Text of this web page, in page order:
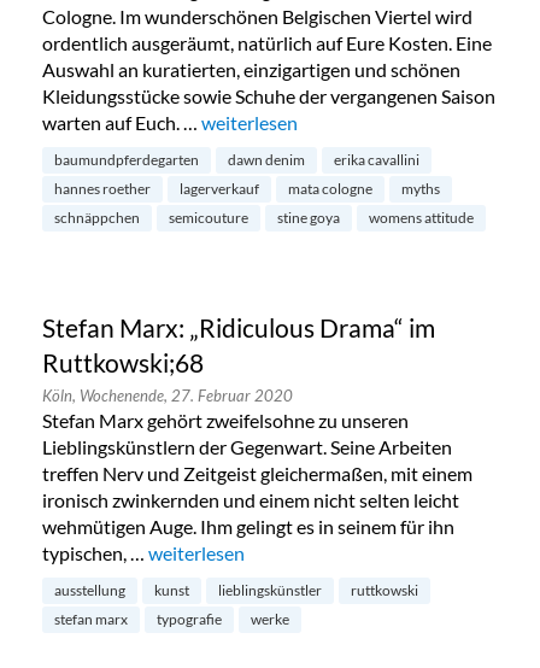
Cologne. Im wunderschönen Belgischen Viertel wird
ordentlich ausgeräumt, natürlich auf Eure Kosten. Eine
Auswahl an kuratierten, einzigartigen und schönen
Kleidungsstücke sowie Schuhe der vergangenen Saison
warten auf Euch. … „Saison Sale bei MATA Cologne im
weiterlesen
baumundpferdegarten dawn denim
erika cavallini
hannes roether
lagerverkauf mata cologne
myths
schnäppchen
semicouture stine goya womens attitude
Stefan Marx: „Ridiculous Drama“ im
Ruttkowski;68
Köln, Wochenende, 27. Februar 2020
Stefan Marx gehört zweifelsohne zu unseren
Lieblingskünstlern der Gegenwart. Seine Arbeiten
treffen Nerv und Zeitgeist gleichermaßen, mit einem
ironisch zwinkernden und einem nicht selten leicht
wehmütigen Auge. Ihm gelingt es in seinem für ihn
typischen, … „Stefan Marx: „Ridiculous Drama“ im
weiterlesen
ausstellung kunst lieblingskünstler
ruttkowski
stefan marx
typografie werke